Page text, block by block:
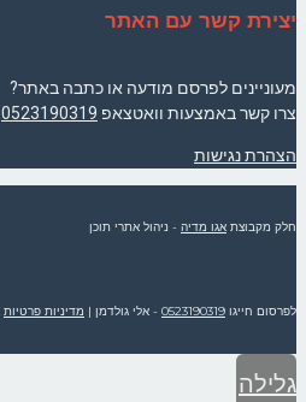
יצירת קשר עם האתר
מעוניינים לפרסם מודעה או כתבה באתר?
צרו קשר באמצעות וואטצאפ 0523190319
הצהרת נגישות
חלק מקבוצת אגו מדיה - ניהול אתרי תוכן
לפרסום חייגו 0523190319 - אלי גולדמן | מדיניות פרטיות
גלילה